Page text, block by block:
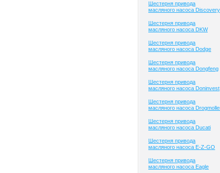
Шестерня привода
масляного насоса Discovery
Шестерня привода
масляного насоса DKW
Шестерня привода
масляного насоса Dodge
Шестерня привода
масляного насоса Dongfeng
Шестерня привода
масляного насоса Doninvest
Шестерня привода
масляного насоса
Шестерня привода
масляного насоса Ducati
Шестерня привода
масляного насоса E-Z-GO
Шестерня привода
масляного насоса Eagle